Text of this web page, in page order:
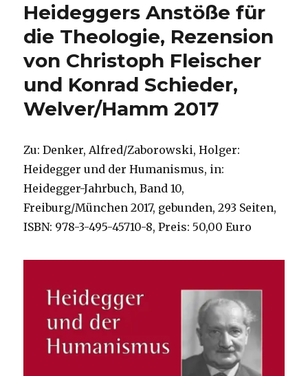
Gesamtausgabe,
Rezension
von
Konrad
Schrieder,
Hamm
Heideggers Anstöße für
die Theologie, Rezension
von Christoph Fleischer
und Konrad Schieder,
Welver/Hamm 2017
Zu: Denker, Alfred/Zaborowski, Holger:
Heidegger und der Humanismus, in:
Heidegger-Jahrbuch, Band 10,
Freiburg/München 2017, gebunden, 293 Seiten,
ISBN: 978-3-495-45710-8, Preis: 50,00 Euro